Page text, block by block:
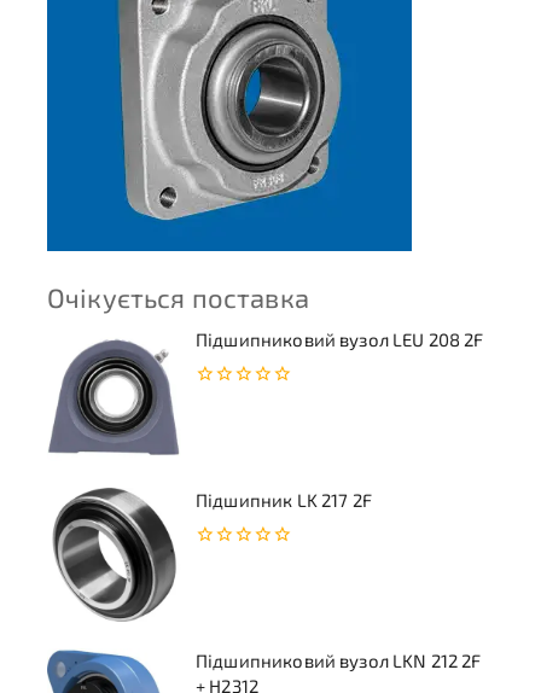
Очікується поставка
Підшипниковий вузол LEU 208 2F
Підшипник LK 217 2F
Підшипниковий вузол LKN 212 2F
+ H2312